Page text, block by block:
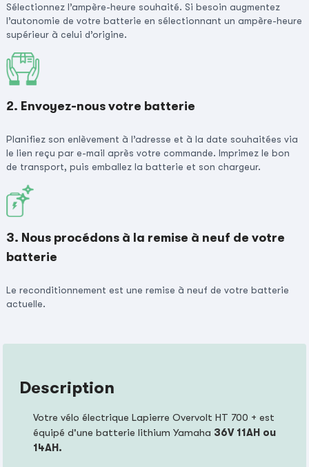
Sélectionnez l’ampère-heure souhaité. Si besoin augmentez
l’autonomie de votre batterie en sélectionnant un ampère-heure
supérieur à celui d’origine.
2. Envoyez-nous votre batterie
Planifiez son enlèvement à l’adresse et à la date souhaitées via
le lien reçu par e-mail après votre commande. Imprimez le bon
de transport, puis emballez la batterie et son chargeur.
3. Nous procédons à la remise à neuf de votre
batterie
Le reconditionnement est une remise à neuf de votre batterie
actuelle.
Description
Votre vélo électrique Lapierre Overvolt HT 700 + est
équipé d'une batterie lithium Yamaha 36V 11AH ou
14AH.